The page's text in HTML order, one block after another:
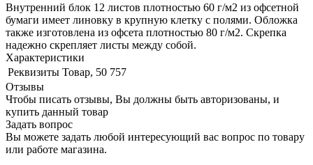
Внутренний блок 12 листов плотностью 60 г/м2 из офсетной
бумаги имеет линовку в крупную клетку с полями. Обложка
также изготовлена из офсета плотностью 80 г/м2. Скрепка
надежно скрепляет листы между собой.
Характеристики
Реквизиты Товар, 50 757
Отзывы
Чтобы писать отзывы, Вы должны быть авторизованы, и
купить данный товар
Задать вопрос
Вы можете задать любой интересующий вас вопрос по товару
или работе магазина.